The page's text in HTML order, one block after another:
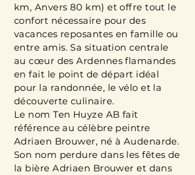
km, Anvers 80 km) et offre tout le
confort nécessaire pour des
vacances reposantes en famille ou
entre amis. Sa situation centrale
au cœur des Ardennes flamandes
en fait le point de départ idéal
pour la randonnée, le vélo et la
découverte culinaire.
Le nom Ten Huyze AB fait
référence au célèbre peintre
Adriaen Brouwer, né à Audenarde.
Son nom perdure dans les fêtes de
la bière Adriaen Brouwer et dans